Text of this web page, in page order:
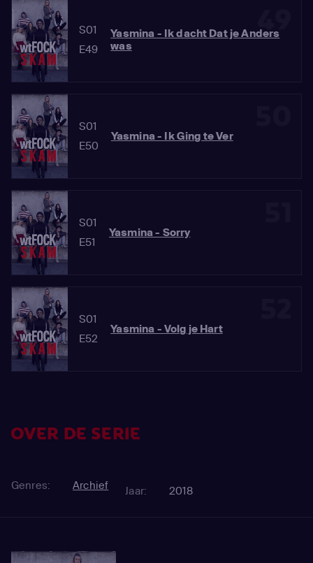
49
S01
E49
Yasmina - Ik dacht Dat je Anders
was
S01
E50
Yasmina - Ik Ging te Ver
S01
E51
Yasmina - Sorry
S01
E52
Yasmina - Volg je Hart
OVER DE SERIE
Genres: Archief Jaar: 2018